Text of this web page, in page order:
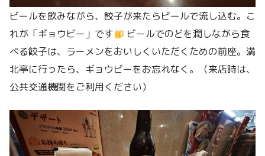
ビールを飲みながら、餃子が来たらビールで流し込む。こ
れが「ギョウビー」です
ビールでのどを潤しながら食
べる餃子は、ラーメンをおいしくいただくための前座。満
北亭に行ったら、ギョウビーをお忘れなく。（来店時は、
公共交通機関をご利用ください）